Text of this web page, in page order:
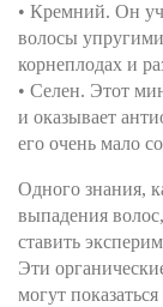
• Кремний. Он
волосы
корнеплодах и
• Селен. Этот
и оказывает
его очень мало
Одного знания,
выпадения
ставить
Эти
могут